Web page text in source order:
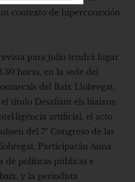
contexto de hiperconexión
para julio tendrá lugar
horas, en la sede del
del Baix Llobregat,
título Desafiant els biaixos:
artificial, el acto
del 7º Congreso de las
Participarán Anna
de políticas públicas e
y la periodista